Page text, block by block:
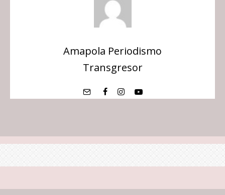
Amapola Periodismo
Transgresor